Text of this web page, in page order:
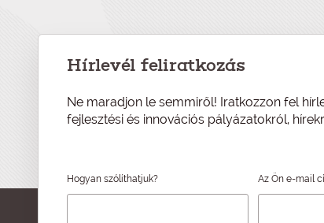
Hírlevél feliratkozás
Ne maradjon le semmiről! Iratkozzon fel
fejlesztési és innovációs pályázatokról,
Hogyan szólíthatjuk? Az Ön e-mail